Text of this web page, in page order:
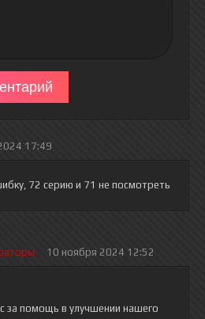
17:49
72 серию и 71 не посмотреть
10 ноября 2024 12:52
за помощь в улучшении нашего